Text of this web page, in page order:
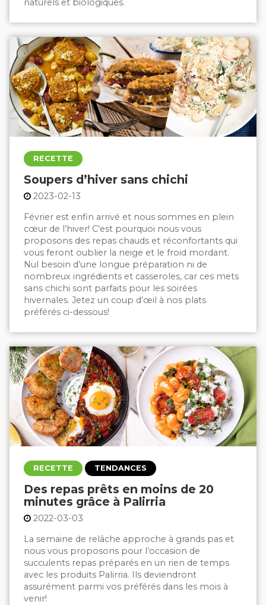
naturels et biologiques.
RECETTE
Soupers d’hiver sans chichi
2023-02-13
Février est enfin arrivé et nous sommes en plein
cœur de l’hiver! C’est pourquoi nous vous
proposons des repas chauds et réconfortants qui
vous feront oublier la neige et le froid mordant.
Nul besoin d’une longue préparation ni de
nombreux ingrédients et casseroles, car ces mets
sans chichi sont parfaits pour les soirées
hivernales. Jetez un coup d’œil à nos plats
préférés ci-dessous!
RECETTE TENDANCES
Des repas prêts en moins de 20
minutes grâce à Palirria
2022-03-03
La semaine de relâche approche à grands pas et
nous vous proposons pour l’occasion de
succulents repas préparés en un rien de temps
avec les produits Palirria. Ils deviendront
assurément parmi vos préférés dans les mois à
venir!